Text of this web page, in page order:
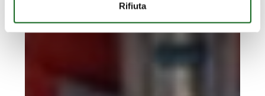
Rifiuta